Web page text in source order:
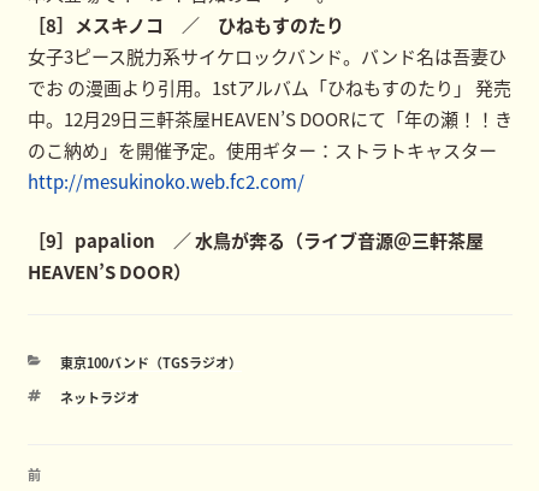
［8］メスキノコ ／ ひねもすのたり
女子3ピース脱力系サイケロックバンド。バンド名は吾妻ひ
でお の漫画より引用。1stアルバム「ひねもすのたり」 発売
中。12月29日三軒茶屋HEAVEN’S DOORにて「年の瀬！！き
のこ納め」を開催予定。使用ギター：ストラトキャスター
http://mesukinoko.web.fc2.com/
［9］papalion ／ 水鳥が奔る（ライブ音源＠三軒茶屋
HEAVEN’S DOOR）
カ
ゴ
東京100バンド（TGSラジオ）
タ
ネットラジオ
投
前
前